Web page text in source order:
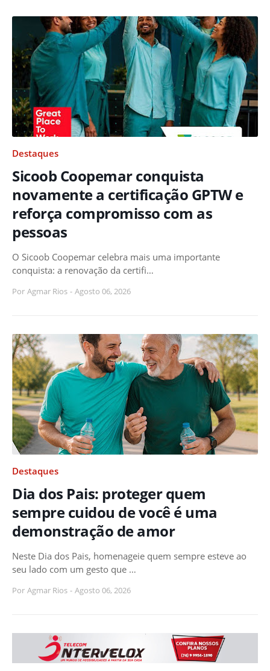
Destaques
Sicoob Coopemar conquista
novamente a certificação GPTW e
reforça compromisso com as
pessoas
O Sicoob Coopemar celebra mais uma importante
conquista: a renovação da certifi…
Por Agmar Rios - Agosto 06, 2026
Destaques
Dia dos Pais: proteger quem
sempre cuidou de você é uma
demonstração de amor
Neste Dia dos Pais, homenageie quem sempre esteve ao
seu lado com um gesto que …
Por Agmar Rios - Agosto 06, 2026